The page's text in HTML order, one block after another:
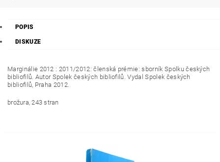
POPIS
DISKUZE
Marginálie 2012 : 2011/2012: členská prémie: sborník Spolku českých
bibliofilů. Autor Spolek českých bibliofilů. Vydal Spolek českých
bibliofilů, Praha 2012.
brožura, 243 stran